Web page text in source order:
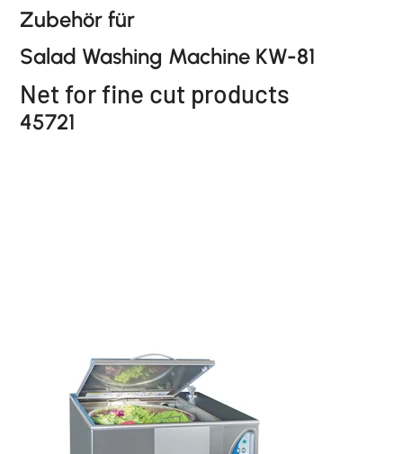
Zubehör für
Salad Washing Machine KW-81
Net for fine cut products
45721